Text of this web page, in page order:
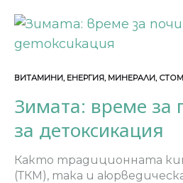
ВИТАМИНИ, ЕНЕРГИЯ, МИНЕРАЛИ,
Зимата: време за
за детоксикация
Както традиционната
(ТКМ), така и